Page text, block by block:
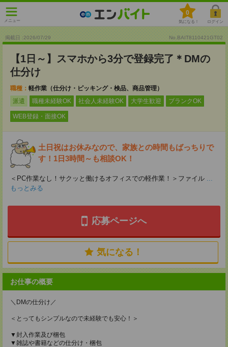
メニュー
0
気になる！ ログイン
掲載日 :2026/07/29 No.BAIT8110421GT02
【1日～】スマホから3分で登録完了＊DMの
仕分け
職種： 軽作業（仕分け・ピッキング・検品、商品管理）
派遣
職種未経験OK 社会人未経験OK 大学生歓迎 ブランクOK
WEB登録・面接OK
土日祝はお休みなので、家族との時間もばっちりで
す！1日3時間～も相談OK！
＜PC作業なし！サクッと働けるオフィスでの軽作業！＞ファイル ...
もっとみる
応募ページへ
気になる！
お仕事の概要
＼DMの仕分け／
＜とってもシンプルなので未経験でも安心！＞
▼封入作業及び梱包
▼雑誌や書籍などの仕分け・梱包